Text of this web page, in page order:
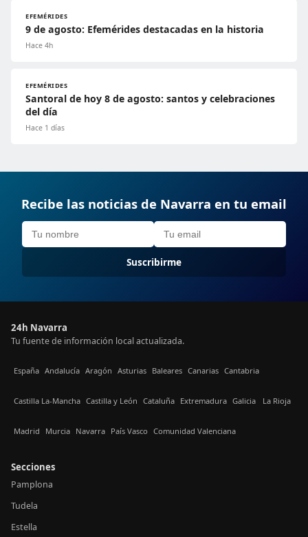
EFEMÉRIDES
9 de agosto: Efemérides destacadas en la historia
Hace 4h
EFEMÉRIDES
Santoral de hoy 8 de agosto: santos y celebraciones
del día
Hace 1 días
Recibe las noticias de Navarra en tu email
Suscribirme
24h Navarra
Tu fuente de información local actualizada.
España Andalucía Aragón Asturias Baleares Canarias Cantabria
Castilla La-Mancha Castilla y León Cataluña Extremadura Galicia La Rioja
Madrid Murcia Navarra País Vasco Comunidad Valenciana
Secciones
Pamplona
Tudela
Estella